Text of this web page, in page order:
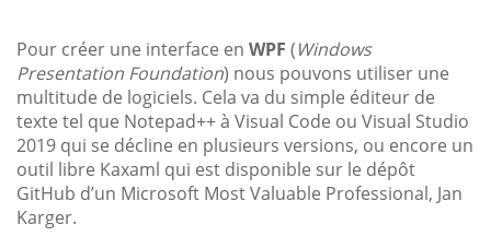
Pour créer une interface en WPF (Windows
Presentation Foundation) nous pouvons utiliser une
multitude de logiciels. Cela va du simple éditeur de
texte tel que Notepad++ à Visual Code ou Visual Studio
2019 qui se décline en plusieurs versions, ou encore un
outil libre Kaxaml qui est disponible sur le dépôt
GitHub d’un Microsoft Most Valuable Professional, Jan
Karger.